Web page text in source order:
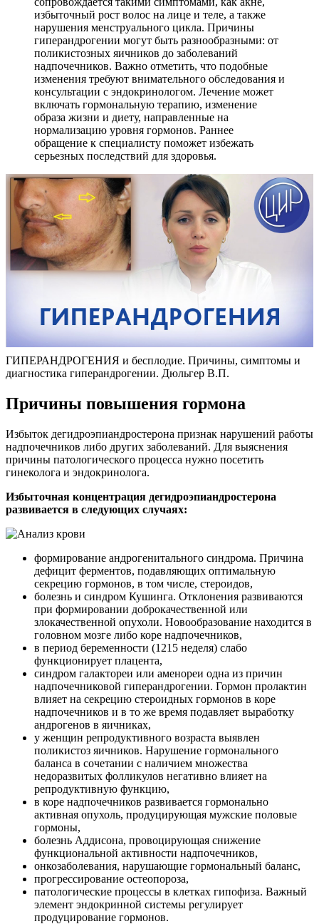
избыточный рост волос на лице и теле, а также
нарушения менструального цикла. Причины
гиперандрогении могут быть разнообразными: от
поликистозных яичников до заболеваний
надпочечников. Важно отметить, что подобные
изменения требуют внимательного обследования и
консультации с эндокринологом. Лечение может
включать гормональную терапию, изменение
образа жизни и диету, направленные на
нормализацию уровня гормонов. Раннее
обращение к специалисту поможет избежать
серьезных последствий для здоровья.
ГИПЕРАНДРОГЕНИЯ и бесплодие. Причины, симптомы и
диагностика гиперандрогении. Дюльгер В.П.
Причины повышения гормона
Избыток дегидроэпиандростерона признак нарушений работы
надпочечников либо других заболеваний. Для выяснения
причины патологического процесса нужно посетить
гинеколога и эндокринолога.
Избыточная концентрация дегидроэпиандростерона
развивается в следующих случаях:
формирование андрогенитального синдрома. Причина
дефицит ферментов, подавляющих оптимальную
секрецию гормонов, в том числе, стероидов,
болезнь и синдром Кушинга. Отклонения развиваются
при формировании доброкачественной или
злокачественной опухоли. Новообразование находится в
головном мозге либо коре надпочечников,
в период беременности (1215 неделя) слабо
функционирует плацента,
синдром галактореи или аменореи одна из причин
надпочечниковой гиперандрогении. Гормон пролактин
влияет на секрецию стероидных гормонов в коре
надпочечников и в то же время подавляет выработку
андрогенов в яичниках,
у женщин репродуктивного возраста выявлен
поликистоз яичников. Нарушение гормонального
баланса в сочетании с наличием множества
недоразвитых фолликулов негативно влияет на
репродуктивную функцию,
в коре надпочечников развивается гормонально
активная опухоль, продуцирующая мужские половые
гормоны,
болезнь Аддисона, провоцирующая снижение
функциональной активности надпочечников,
онкозаболевания, нарушающие гормональный баланс,
прогрессирование остеопороза,
патологические процессы в клетках гипофиза. Важный
элемент эндокринной системы регулирует
продуцирование гормонов.